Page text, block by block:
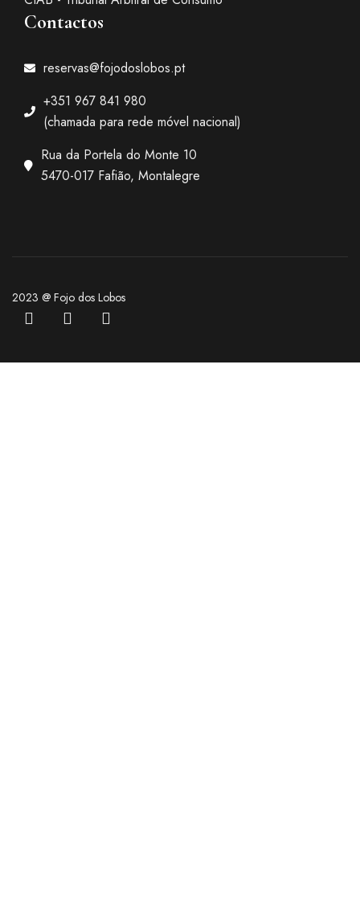
Contactos
reservas@fojodoslobos.pt
+351 967 841 980
(chamada para rede móvel nacional)
Rua da Portela do Monte 10
5470-017 Fafião, Montalegre
2023 @ Fojo dos Lobos